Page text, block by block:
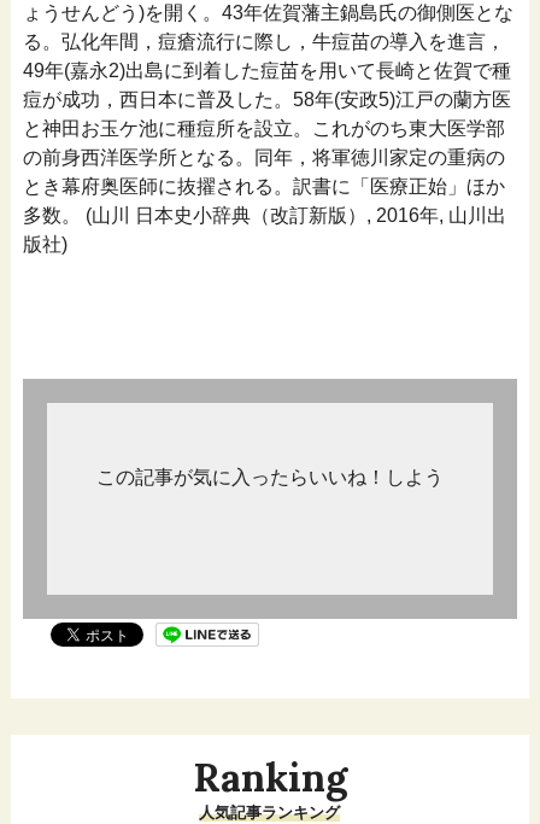
ょうせんどう)を開く。43年佐賀藩主鍋島氏の御側医とな
る。弘化年間，痘瘡流行に際し，牛痘苗の導入を進言，
49年(嘉永2)出島に到着した痘苗を用いて長崎と佐賀で種
痘が成功，西日本に普及した。58年(安政5)江戸の蘭方医
と神田お玉ケ池に種痘所を設立。これがのち東大医学部
の前身西洋医学所となる。同年，将軍徳川家定の重病の
とき幕府奥医師に抜擢される。訳書に「医療正始」ほか
多数。 (山川 日本史小辞典（改訂新版）, 2016年, 山川出
版社)
この記事が気に入ったらいいね！しよう
Ranking
人気記事ランキング